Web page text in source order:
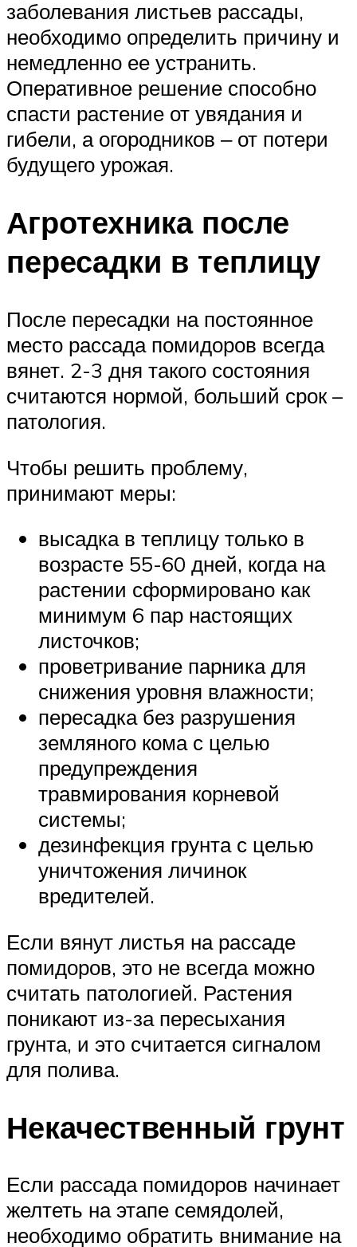
заболевания листьев рассады,
необходимо определить причину и
немедленно ее устранить.
Оперативное решение способно
спасти растение от увядания и
гибели, а огородников ‒ от потери
будущего урожая.
Агротехника после
пересадки в теплицу
После пересадки на постоянное
место рассада помидоров всегда
вянет. 2-3 дня такого состояния
считаются нормой, больший срок –
патология.
Чтобы решить проблему,
принимают меры:
высадка в теплицу только в
возрасте 55-60 дней, когда на
растении сформировано как
минимум 6 пар настоящих
листочков;
проветривание парника для
снижения уровня влажности;
пересадка без разрушения
земляного кома с целью
предупреждения
травмирования корневой
системы;
дезинфекция грунта с целью
уничтожения личинок
вредителей.
Если вянут листья на рассаде
помидоров, это не всегда можно
считать патологией. Растения
поникают из-за пересыхания
грунта, и это считается сигналом
для полива.
Некачественный грунт
Если рассада помидоров начинает
желтеть на этапе семядолей,
необходимо обратить внимание на